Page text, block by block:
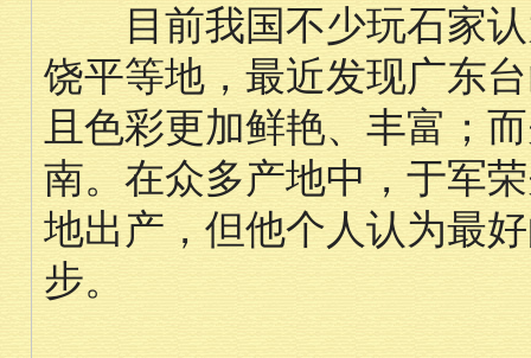
目前我国不少玩石家认
饶平等地，最近发现广东
且色彩更加鲜艳、丰富；
南。在众多产地中，于军
地出产，但他个人认为最
步。